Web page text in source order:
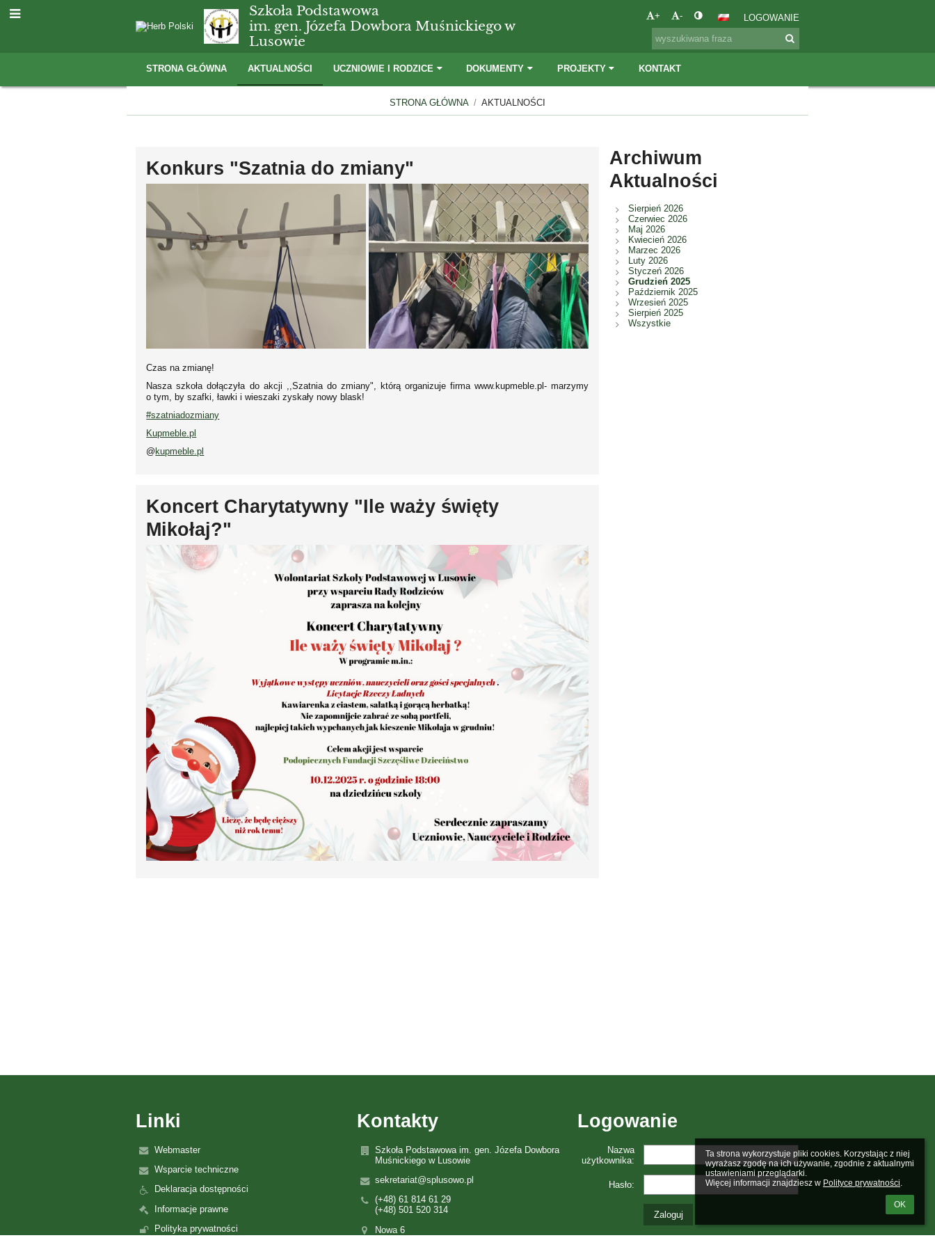
Ta strona wykorzystuje pliki cookies. Korzystając z niej
wyrażasz zgodę na ich używanie, zgodnie z aktualnymi
ustawieniami przeglądarki.
Więcej informacji znajdziesz w Polityce prywatności.
OK
Szkoła Podstawowa
im. gen. Józefa Dowbora Muśnickiego w
Lusowie
+ - LOGOWANIE
STRONA GŁÓWNA AKTUALNOŚCI UCZNIOWIE I RODZICE DOKUMENTY PROJEKTY KONTAKT
STRONA GŁÓWNA / AKTUALNOŚCI
Aktualności
Konkurs "Szatnia do zmiany"
Czas na zmianę!
Nasza szkoła dołączyła do akcji ,,Szatnia do zmiany", którą organizuje firma www.kupmeble.pl- marzymy
o tym, by szafki, ławki i wieszaki zyskały nowy blask!
#szatniadozmiany
Kupmeble.pl
@ kupmeble.pl
Koncert Charytatywny "Ile waży święty
Mikołaj?"
Archiwum
Aktualności
Sierpień 2026
Czerwiec 2026
Maj 2026
Kwiecień 2026
Marzec 2026
Luty 2026
Styczeń 2026
Grudzień 2025
Październik 2025
Wrzesień 2025
Sierpień 2025
Wszystkie
Linki
Webmaster
Wsparcie techniczne
Deklaracja dostępności
Informacje prawne
Polityka prywatności
Kontakty
Szkoła Podstawowa im. gen. Józefa Dowbora
Muśnickiego w Lusowie
sekretariat@splusowo.pl
(+48) 61 814 61 29
(+48) 501 520 314
Nowa 6
Logowanie
Nazwa
użytkownika:
Hasło: